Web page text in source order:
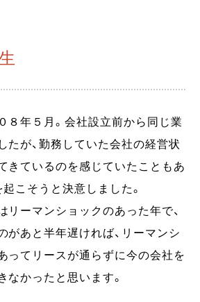
８年５月。会社設立前から同じ業
たが、勤務していた会社の経営状
きているのを感じていたこともあ
起こそうと決意しました。
リーマンショックのあった年で、
があと半年遅ければ、リーマンシ
ってリースが通らずに今の会社を
なかったと思います。